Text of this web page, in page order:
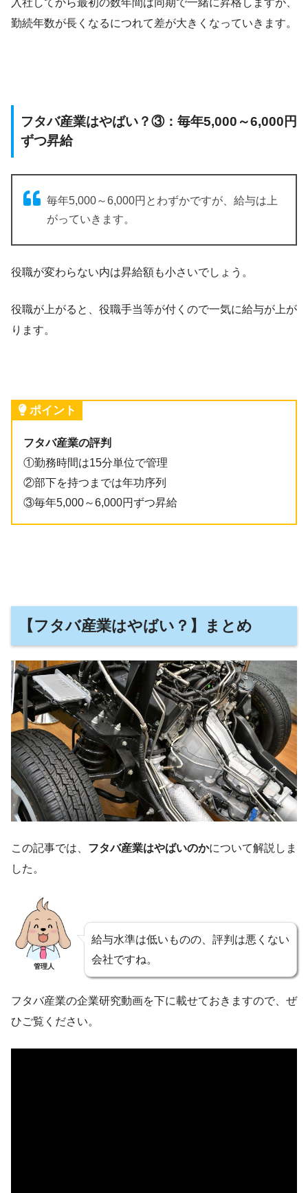
勤続年数が長くなるにつれて差が大きくなっていきます。
フタバ産業はやばい？③：毎年5,000～6,000円
ずつ昇給
毎年5,000～6,000円とわずかですが、給与は上
がっていきます。
役職が変わらない内は昇給額も小さいでしょう。
役職が上がると、役職手当等が付くので一気に給与が上が
ります。
ポイント
フタバ産業の評判
①勤務時間は15分単位で管理
②部下を持つまでは年功序列
③毎年5,000～6,000円ずつ昇給
【フタバ産業はやばい？】まとめ
この記事では、 フタバ産業はやばいのかについて解説しま
した。
管理人
給与水準は低いものの、評判は悪くない
会社ですね。
フタバ産業の企業研究動画を下に載せておきますので、ぜ
ひご覧ください。